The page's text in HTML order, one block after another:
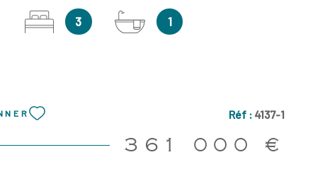
humaine se compose de deux bâtiments élégants,
cœur d’îlot végétalisé qui offre fraîcheur et un
situé au 1er étage, propose une vaste entrée avec
une chambre ainsi qu'un séjour lumineux avec
chambres avec placards intégrés, une salle de
et un WC indépendant. Les prestations soignées
porte d’entrée sécurisée 5 points, un carrelage 60x60
3 1
Réf : 4137-1
361 000 €